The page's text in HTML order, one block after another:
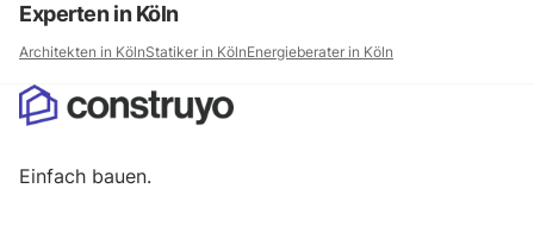
Experten inKöln
Architekten in KölnStatiker in KölnEnergieberater in Köln
Einfach bauen.